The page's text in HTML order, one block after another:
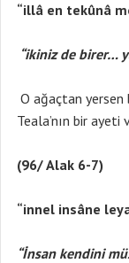
“illâ en tekûnâ
“ikiniz de birer…
O ağaçtan yersen
Teala’nın bir ayeti
(96/ Alak 6-7)
“innel insâne
“İnsan kendini